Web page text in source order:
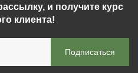
и получите курс
клиента!